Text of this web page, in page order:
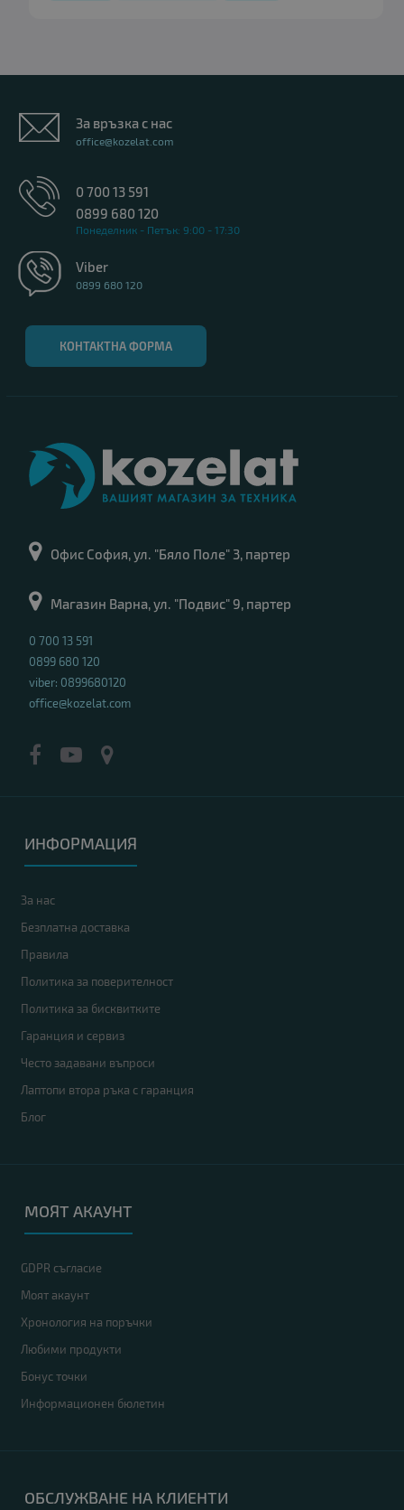
За връзка с нас
office@kozelat.com
0 700 13 591
0899 680 120
Понеделник - Петък: 9:00 - 17:30
Viber
0899 680 120
КОНТАКТНА ФОРМА
Офис София, ул. "Бяло Поле" 3, партер
Магазин Варна, ул. "Подвис" 9, партер
0 700 13 591
0899 680 120
viber: 0899680120
office@kozelat.com
ИНФОРМАЦИЯ
За нас
Безплатна доставка
Правила
Политика за поверителност
Политика за бисквитките
Гаранция и сервиз
Често задавани въпроси
Лаптопи втора ръка с гаранция
Блог
МОЯТ АКАУНТ
GDPR съгласие
Моят акаунт
Хронология на поръчки
Любими продукти
Бонус точки
Информационен бюлетин
ОБСЛУЖВАНЕ НА КЛИЕНТИ